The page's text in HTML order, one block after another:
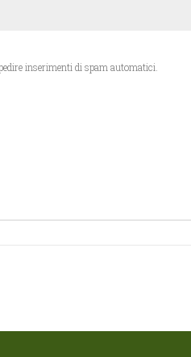
Questa domanda è un test per verificare che tu sia un visitatore umano e per impedire inserimenti di spam automatici.